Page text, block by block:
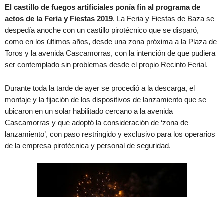
El castillo de fuegos artificiales ponía fin al programa de
actos de la Feria y Fiestas 2019. La Feria y Fiestas de Baza se
despedía anoche con un castillo pirotécnico que se disparó,
como en los últimos años, desde una zona próxima a la Plaza de
Toros y la avenida Cascamorras, con la intención de que pudiera
ser contemplado sin problemas desde el propio Recinto Ferial.
Durante toda la tarde de ayer se procedió a la descarga, el
montaje y la fijación de los dispositivos de lanzamiento que se
ubicaron en un solar habilitado cercano a la avenida
Cascamorras y que adoptó la consideración de ‘zona de
lanzamiento’, con paso restringido y exclusivo para los operarios
de la empresa pirotécnica y personal de seguridad.